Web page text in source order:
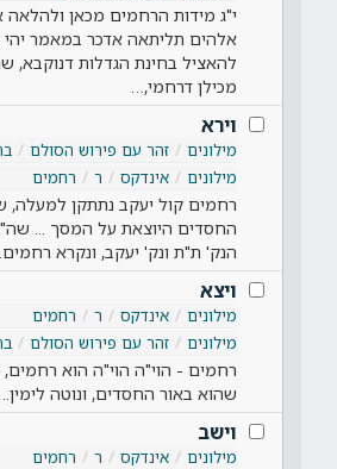
י"ג מידות הרחמים מכאן ולהלאה
אלהים תליתאה אדכר במאמר יהי
להאציל בחינת הגדלות דנוקבא,
מכילן דרחמי,…
וירא
מילונים זהר עם פירוש הסולם
מילונים
אינדקס ר רחמים
רחמים קול יעקב נתתקן
החסדים היוצאת על המסך ...
הנק' ת"ת ונק' יעקב, ונקרא
ויצא
מילונים אינדקס ר
רחמים
מילונים
זהר עם פירוש הסולם
רחמים - הוי"ה הוי"ה הוא רחמים,
שהוא באור החסדים, ונוטה לימין.…
וישב
מילונים אינדקס ר
רחמים